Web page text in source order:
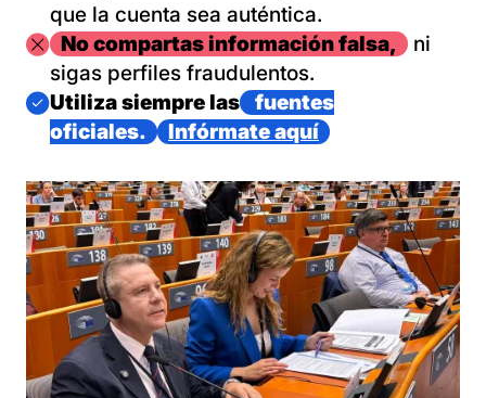
que la cuenta sea auténtica.
ImagenNo compartas información falsa,
ni
sigas perfiles fraudulentos.
Imagen
Utiliza siempre las
fuentes
oficiales.
Infórmate aquí